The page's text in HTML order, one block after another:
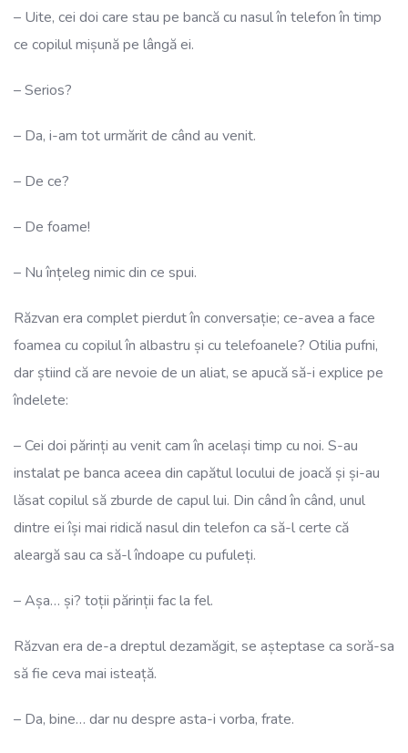
– Uite, cei doi care stau pe bancă cu nasul în telefon în timp
ce copilul mișună pe lângă ei.
– Serios?
– Da, i-am tot urmărit de când au venit.
– De ce?
– De foame!
– Nu înțeleg nimic din ce spui.
Răzvan era complet pierdut în conversație; ce-avea a face
foamea cu copilul în albastru și cu telefoanele? Otilia pufni,
dar știind că are nevoie de un aliat, se apucă să-i explice pe
îndelete:
– Cei doi părinți au venit cam în același timp cu noi. S-au
instalat pe banca aceea din capătul locului de joacă și și-au
lăsat copilul să zburde de capul lui. Din când în când, unul
dintre ei își mai ridică nasul din telefon ca să-l certe că
aleargă sau ca să-l îndoape cu pufuleți.
– Așa… și? toții părinții fac la fel.
Răzvan era de-a dreptul dezamăgit, se așteptase ca soră-sa
să fie ceva mai isteață.
– Da, bine… dar nu despre asta-i vorba, frate.